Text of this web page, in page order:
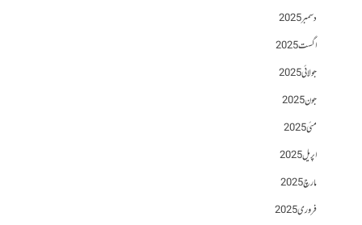
دسمبر 2025
اگست 2025
جولائی 2025
جون 2025
مئی 2025
اپریل 2025
مارچ 2025
فروری 2025